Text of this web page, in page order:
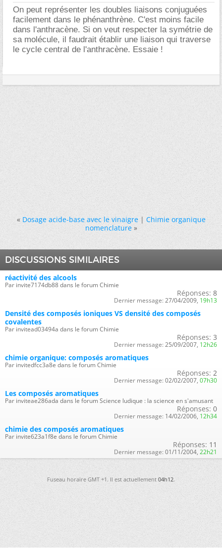
On peut représenter les doubles liaisons conjuguées
facilement dans le phénanthrène. C'est moins facile
dans l'anthracène. Si on veut respecter la symétrie de
sa molécule, il faudrait établir une liaison qui traverse
le cycle central de l'anthracène. Essaie !
« Dosage acide-base avec le vinaigre|Chimie organique
nomenclature »
DISCUSSIONS SIMILAIRES
réactivité des alcools
Par invite7174db88 dans le forum Chimie
Réponses: 8
Dernier message: 27/04/2009, 19h13
Densité des composés ioniques VS densité des composés
covalentes
Par invitead03494a dans le forum Chimie
Réponses: 3
Dernier message: 25/09/2007, 12h26
chimie organique: composés aromatiques
Par invitedfcc3a8e dans le forum Chimie
Réponses: 2
Dernier message: 02/02/2007, 07h30
Les composés aromatiques
Par inviteae286ada dans le forum Science ludique : la science en s'amusant
Réponses: 0
Dernier message: 14/02/2006, 12h34
chimie des composés aromatiques
Par invite623a1f8e dans le forum Chimie
Réponses: 11
Dernier message: 01/11/2004, 22h21
Fuseau horaire GMT +1. Il est actuellement04h12.